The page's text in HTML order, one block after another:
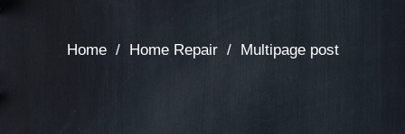
Home / Home Repair / Multipage post